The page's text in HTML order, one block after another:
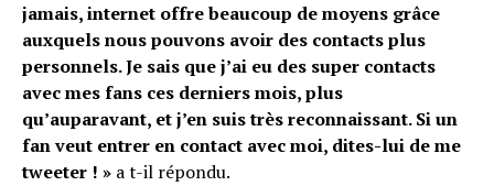
jamais, internet offre beaucoup de moyens grâce
auxquels nous pouvons avoir des contacts plus
personnels. Je sais que j’ai eu des super contacts
avec mes fans ces derniers mois, plus
qu’auparavant, et j’en suis très reconnaissant. Si un
fan veut entrer en contact avec moi, dites-lui de me
tweeter ! » a t-il répondu.